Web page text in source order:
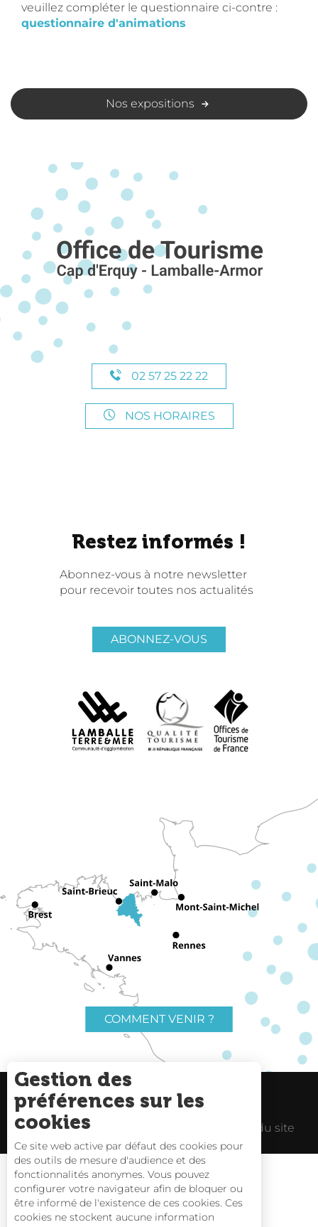
veuillez compléter le questionnaire ci-contre :
questionnaire d'animations
Nos expositions
02 57 25 22 22
NOS HORAIRES
Restez informés !
Abonnez-vous à notre newsletter
pour recevoir toutes nos actualités
ABONNEZ-VOUS
COMMENT VENIR ?
Charte du voyageur Liens utiles
Espace Pro Plan du site
Carte interactive
Gestion des
préférences sur les
cookies
Ce site web active par défaut des cookies pour
des outils de mesure d'audience et des
fonctionnalités anonymes. Vous pouvez
configurer votre navigateur afin de bloquer ou
être informé de l'existence de ces cookies. Ces
cookies ne stockent aucune information